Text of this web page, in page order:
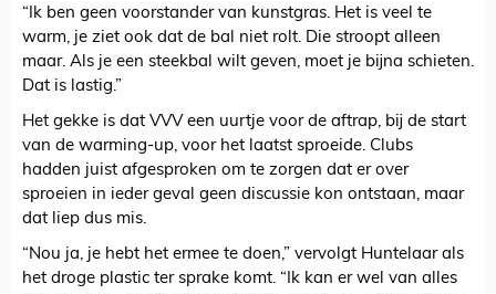
“Ik ben geen voorstander van kunstgras. Het is veel te
warm, je ziet ook dat de bal niet rolt. Die stroopt alleen
maar. Als je een steekbal wilt geven, moet je bijna schieten.
Dat is lastig.”
Het gekke is dat VVV een uurtje voor de aftrap, bij de start
van de warming-up, voor het laatst sproeide. Clubs
hadden juist afgesproken om te zorgen dat er over
sproeien in ieder geval geen discussie kon ontstaan, maar
dat liep dus mis.
“Nou ja, je hebt het ermee te doen,” vervolgt Huntelaar als
het droge plastic ter sprake komt. “Ik kan er wel van alles